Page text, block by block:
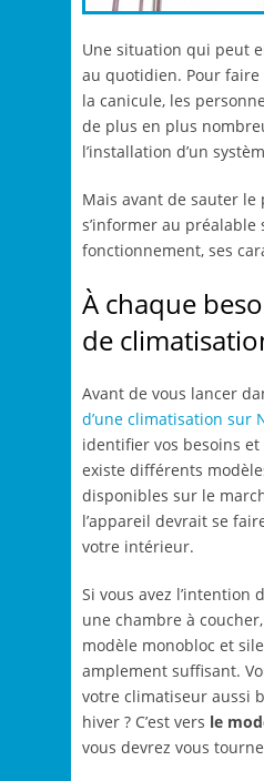
Une situation qui peut
au quotidien. Pour faire
la canicule, les
de plus en plus
l’installation d’un
Mais avant de sauter le
s’informer au préalable
fonctionnement, ses
À chaque
de
Avant de vous lancer
d’une climatisation sur
identifier vos besoins
existe différents
disponibles sur le
l’appareil devrait se
votre intérieur.
Si vous avez l’intention
une chambre à
modèle monobloc et
amplement suffisant.
votre climatiseur aussi
hiver ? C’est vers le
vous devrez vous